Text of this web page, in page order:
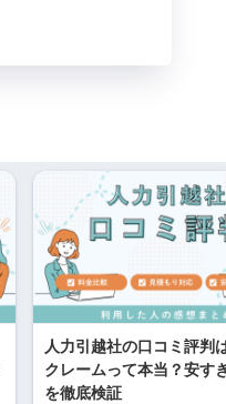
人力引越社の口コミ評判
クレームって本当？安す
を徹底検証